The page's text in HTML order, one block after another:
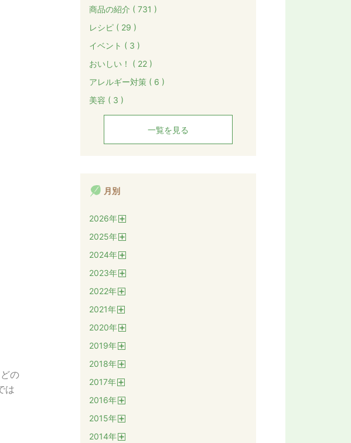
の
は
商品の紹介 ( 731 )
レシピ ( 29 )
イベント ( 3 )
おいしい！ ( 22 )
アレルギー対策 ( 6 )
美容 ( 3 )
一覧を見る
月別
2026年
2025年
2024年
2023年
2022年
2021年
2020年
2019年
2018年
2017年
2016年
2015年
2014年